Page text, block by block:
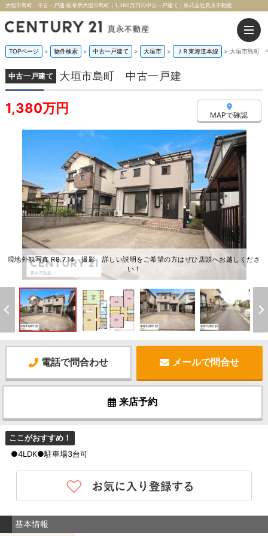
大垣市島町 中古一戸建 岐阜県大垣市島町｜1,380万円の中古一戸建て｜株式会社真永不動産
TOPページ > 物件検索 > 中古一戸建て > 大垣市 > ＪＲ東海道本線 > 大垣市島町
中古一戸建て 大垣市島町 中古一戸建
1,380万円 MAPで確認
現地外観写真 R8.7.14 撮影 詳しい説明をご希望の方はぜひ店頭へお越しくださ
い！
電話で問合わせ メールで問合せ
来店予約
ここがおすすめ！
●4LDK●駐車場3台可
基本情報